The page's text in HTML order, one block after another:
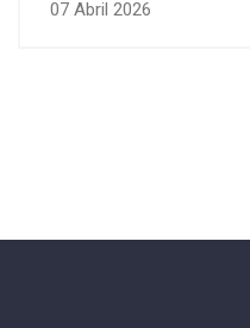
07 Abril 2026